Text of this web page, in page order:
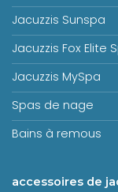
Jacuzzis Sunspa
Jacuzzis Fox Elite
Jacuzzis MySpa
Spas de nage
Bains à remous
accessoires de